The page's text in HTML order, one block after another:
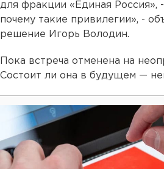
для фракции «Единая Россия»,
почему такие привилегии», -
решение Игорь Володин.
Пока встреча отменена на
Состоит ли она в будущем —